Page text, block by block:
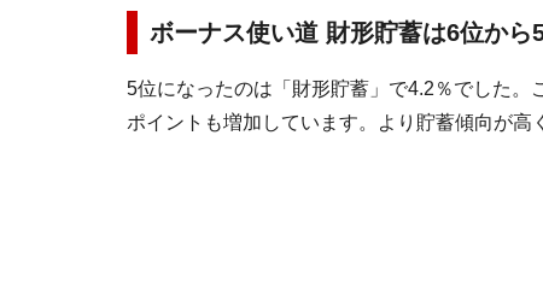
ボーナス使い道 財形貯蓄は6位から
5位になったのは「財形貯蓄」で4.2％でした
ポイントも増加しています。より貯蓄傾向が高